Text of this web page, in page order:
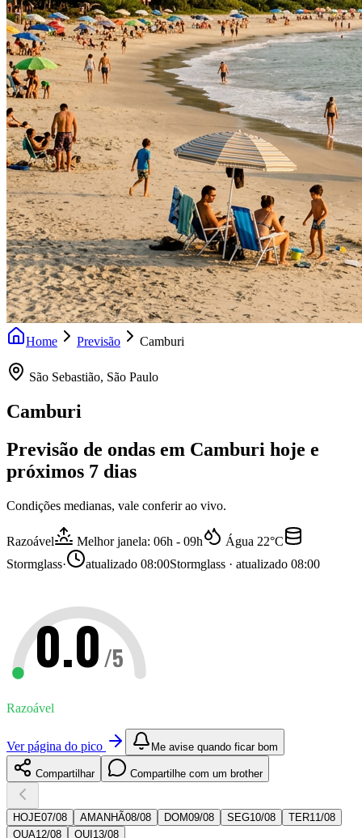
Home Previsão Camburi
São Sebastião, São Paulo
Camburi
Previsão de ondas em Camburi hoje e
próximos 7 dias
Condições medianas, vale conferir ao vivo.
Razoável Melhor janela: 06h - 09h Água 22°C
Stormglass· atualizado 08:00Stormglass · atualizado 08:00
0.0/5
Razoável
Ver página do pico Me avise quando ficar bom
Compartilhar Compartilhe com um brother
HOJE07/08 AMANHÃ08/08 DOM09/08 SEG10/08 TER11/08
QUA12/08 QUI 13/08